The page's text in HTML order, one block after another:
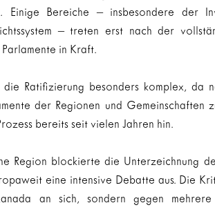
Einige Bereiche – insbesondere der
– treten erst nach der
in Kraft.
die Ratifizierung besonders komplex, da
der Regionen und Gemeinschaften
bereits seit vielen Jahren hin.
Region blockierte die Unterzeichnung
eine intensive Debatte aus. Die
an sich, sondern gegen mehrere